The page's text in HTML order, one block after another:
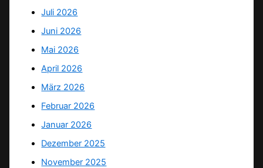
Juli 2026
Juni 2026
Mai 2026
April 2026
März 2026
Februar 2026
Januar 2026
Dezember 2025
November 2025